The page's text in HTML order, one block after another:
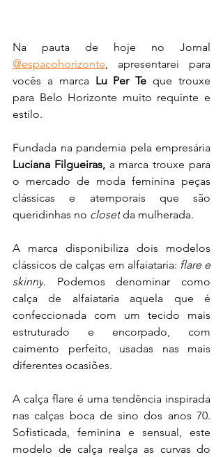
@espacohorizonte, apresentarei para
vocês a marca Lu Per Te que trouxe
para Belo Horizonte muito requinte e
estilo.
Luciana Filgueiras, a marca trouxe para
o mercado de moda feminina peças
clássicas e atemporais que são
queridinhas no closet da mulherada.
A marca disponibiliza dois modelos
clássicos de calças em alfaiataria: flare e
skinny. Podemos denominar como
calça de alfaiataria aquela que é
confeccionada com um tecido mais
estruturado e encorpado, com
caimento perfeito, usadas nas mais
diferentes ocasiões.
A calça flare é uma tendência inspirada
nas calças boca de sino dos anos 70.
Sofisticada, feminina e sensual, este
modelo de calça realça as curvas do